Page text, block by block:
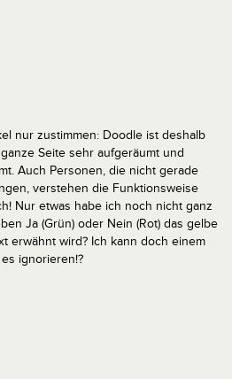
nur zustimmen: Doodle ist deshalb
Seite sehr aufgeräumt und
Auch Personen, die nicht gerade
verstehen die Funktionsweise
Nur etwas habe ich noch nicht ganz
Ja (Grün) oder Nein (Rot) das gelbe
erwähnt wird? Ich kann doch einem
ignorieren!?